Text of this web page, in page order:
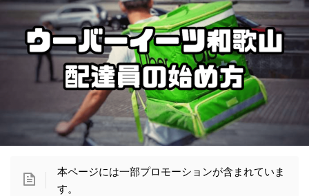
本ページには一部プロモーションが含まれていま
す。